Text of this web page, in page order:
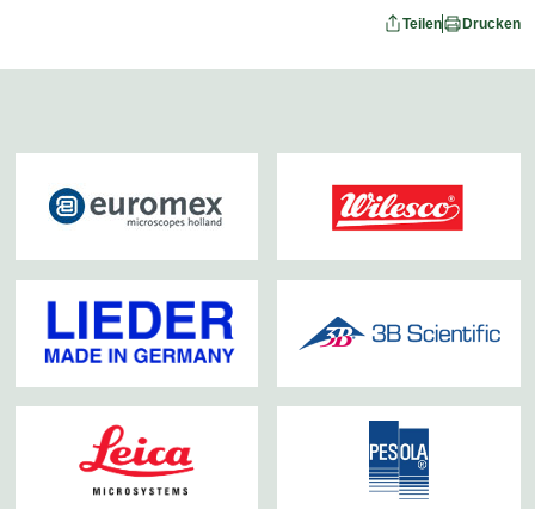
Teilen Drucken